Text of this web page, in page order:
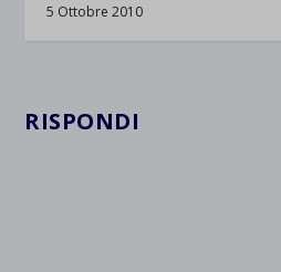
5 Ottobre 2010
RISPONDI